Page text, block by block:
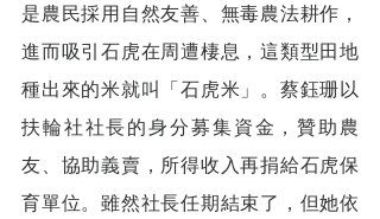
是農民採用自然友善、無毒農法耕作，
進而吸引石虎在周遭棲息，這類型田地
種出來的米就叫「石虎米」。蔡鈺珊以
扶輪社社長的身分募集資金，贊助農
友、協助義賣，所得收入再捐給石虎保
育單位。雖然社長任期結束了，但她依